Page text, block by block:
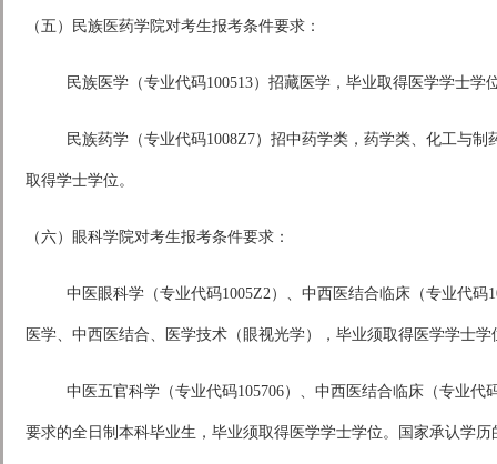
（五）民族医药学院对考生报考条件要求：
民族医学（专业代码100513）招藏医学，毕业取得医学学士学
民族药学（专业代码1008Z7）招中药学类，药学类、化工与
取得学士学位。
（六）眼科学院对考生报考条件要求：
中医眼科学（专业代码1005Z2）、中西医结合临床（专业代码
医学、中西医结合、医学技术（眼视光学），毕业须取得医学学士
中医五官科学（专业代码105706）、中西医结合临床（专业
要求的全日制本科毕业生，毕业须取得医学学士学位。国家承认学